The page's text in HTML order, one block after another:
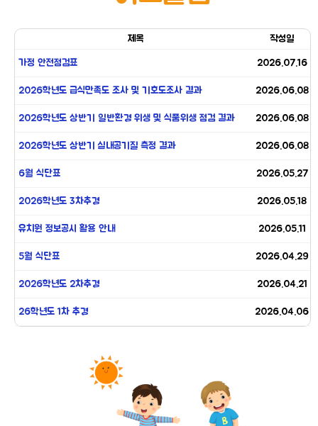
제목 작성일
가정 안전점검표 2026.07.16
2026학년도 급식만족도 조사 및 기호도조사 결과 2026.06.08
2026학년도 상반기 일반환경 위생 및 식품위생 점검 결과 2026.06.08
2026학년도 상반기 실내공기질 측정 결과 2026.06.08
6월 식단표 2026.05.27
2026학년도 3차추경 2026.05.18
유치원 정보공시 활용 안내 2026.05.11
5월 식단표 2026.04.29
2026학년도 2차추경 2026.04.21
26학년도 1차 추경 2026.04.06